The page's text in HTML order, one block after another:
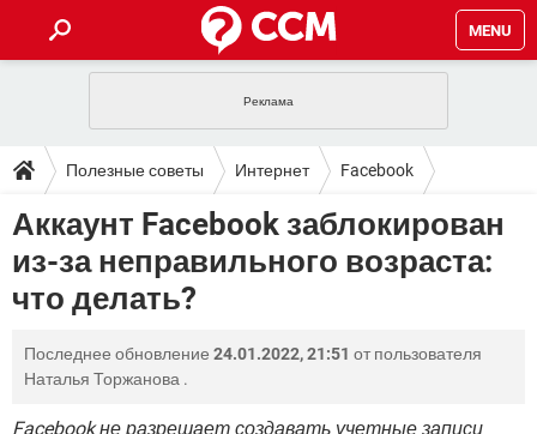
MENU
INSTAGRAM FACEBOOK
ИГРЫ WINDOWS 10
ВКОНТАКТЕ ВИДЕО
GOOGLE
ПОЛЕЗНЫЕ СОВЕТЫ
TIKTOK TELEGRAM
WHATSAPP INSTAGRAM
WINDOWS 10
ВИДЕО GOOGLE
ЗАГРУЗКИ
TIKTOK TELEGRAM
WHATSAPP
WINDOWS 10
ВИДЕО GOOGLE
ФОРУМ
TIKTOK
WHATSAPP INSTAGRAM
TIKTOK
WHATSAPP INSTAGRAM
Полезные советы Интернет Facebook
Аккаунт Facebook заблокирован
из-за неправильного возраста:
что делать?
Последнее обновление 24.01.2022, 21:51 от пользователя
Наталья Торжанова .
Facebook не разрешает создавать учетные записи